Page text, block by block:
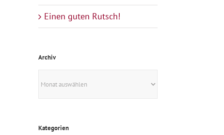
Einen guten Rutsch!
Archiv
Kategorien